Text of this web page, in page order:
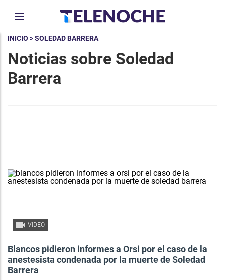
INICIO > SOLEDAD BARRERA
Noticias sobre Soledad
Barrera
VIDEO
Blancos pidieron informes a Orsi por el caso de la
anestesista condenada por la muerte de Soledad
Barrera